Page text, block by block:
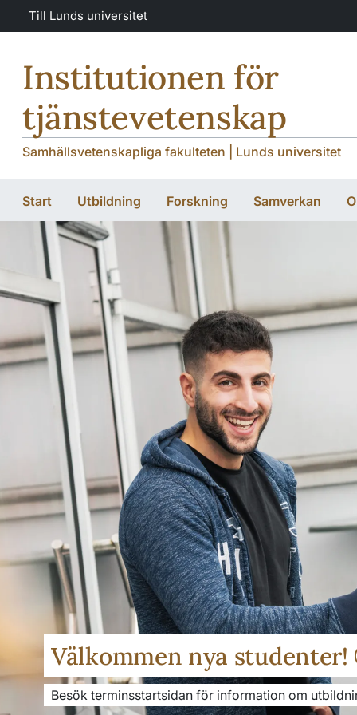
Hoppa till huvudinnehåll
Hoppa till huvudinnehåll
Till Lunds universitet
Institutionen för
tjänstevetenskap
Samhällsvetenskapliga fakulteten | Lunds universitet
Start Utbildning Forskning Samverkan
Välkommen nya studenter!
Besök terminsstartsidan för information om